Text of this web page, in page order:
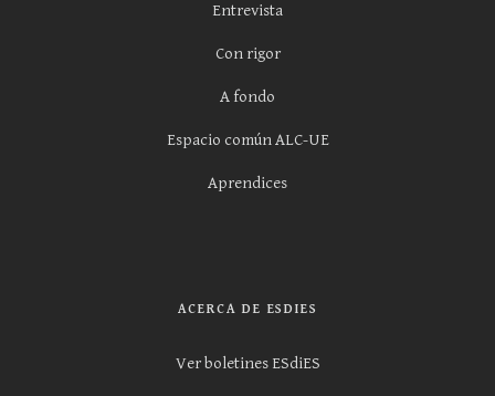
Entrevista
Con rigor
A fondo
Espacio común ALC-UE
Aprendices
ACERCA DE ESDIES
Ver boletines ESdiES